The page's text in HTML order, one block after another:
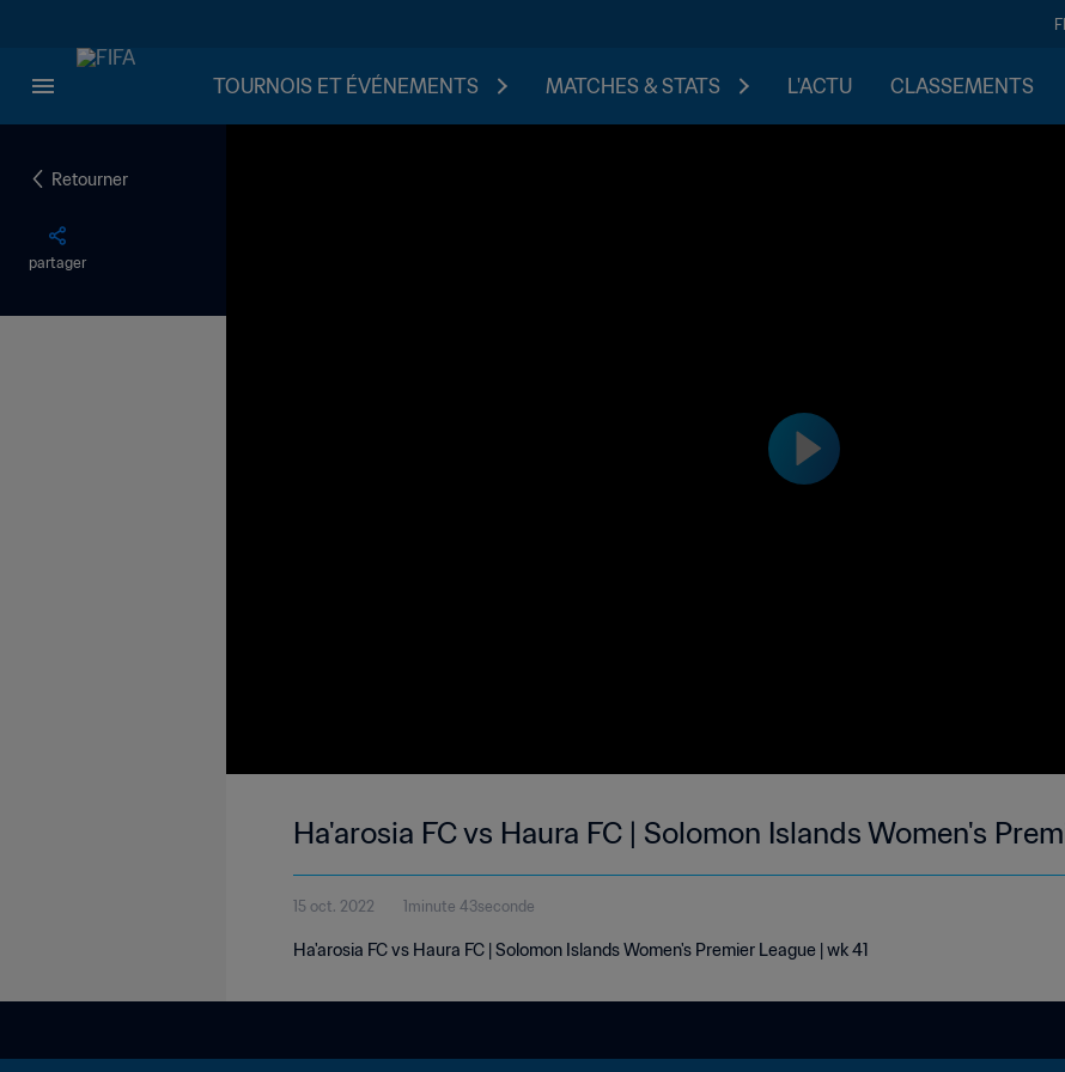
TOURNOIS ET ÉVÉNEMENTS MATCHES & STATS L'ACTU CLASSEMENTS
Retourner
partager
Ha'arosia FC vs Haura FC | Solomon Islands Women's
15 oct. 2022 1minute 43seconde
Ha'arosia FC vs Haura FC | Solomon Islands Women's Premier League | wk 41